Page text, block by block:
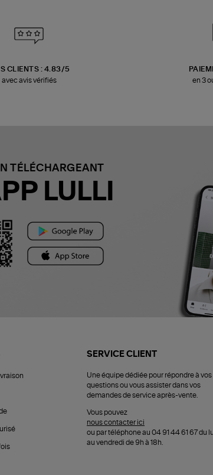
CLIENTS : 4.83/5
avec avis vérifiés
en 3
TÉLÉCHARGEANT
LULLI
SERVICE CLIENT
Une équipe dédiée pour répondre à vos
questions ou vous assister dans vos
demandes de service après-vente.
Vous pouvez
nous contacter ici
ou par téléphone au 04 91 44 61 67 du
au vendredi de 9h à 18h.